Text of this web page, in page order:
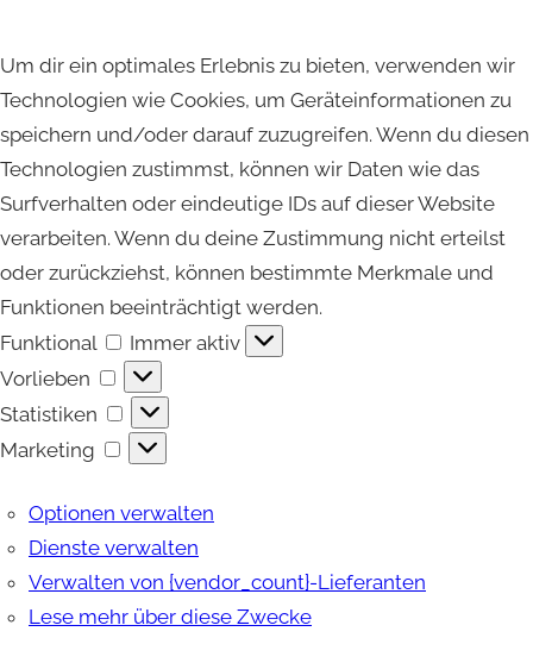
Um dir ein optimales Erlebnis zu bieten, verwenden wir
Technologien wie Cookies, um Geräteinformationen zu
speichern und/oder darauf zuzugreifen. Wenn du diesen
Technologien zustimmst, können wir Daten wie das
Surfverhalten oder eindeutige IDs auf dieser Website
verarbeiten. Wenn du deine Zustimmung nicht erteilst
oder zurückziehst, können bestimmte Merkmale und
Funktionen beeinträchtigt werden.
Funktional
Funktional
Immer aktiv
Vorlieben
Vorlieben
Statistiken
Statistiken
Marketing
Marketing
Optionen verwalten
Dienste verwalten
Verwalten von {vendor_count}-Lieferanten
Lese mehr über diese Zwecke